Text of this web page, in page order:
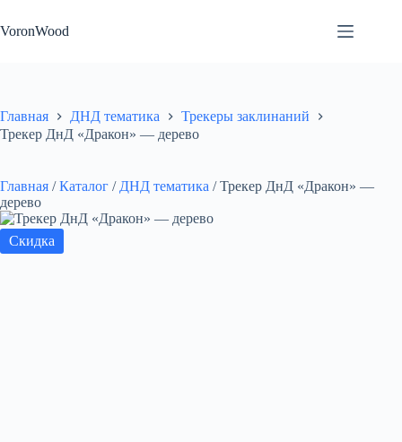
к
сути
VoronWood
Главная ДНД тематика
Трекеры заклинаний
Трекер ДнД «Дракон» — дерево
Главная / Каталог / ДНД тематика / Трекер ДнД «Дракон» —
дерево
Скидка